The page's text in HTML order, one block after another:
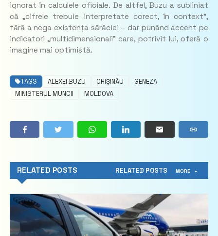
ignorat în calculele oficiale. De altfel, Buzu a subliniat
că „cifrele trebuie interpretate corect, în context”,
fără a nega existența sărăciei – dar punând accent pe
indicatori „multidimensionali” care, potrivit lui, oferă o
imagine mai optimistă.
TAGS ALEXEI BUZU CHIȘINĂU
GENEZA
MINISTERUL MUNCII
MOLDOVA
RELATED POSTS RELATED POSTS MORE